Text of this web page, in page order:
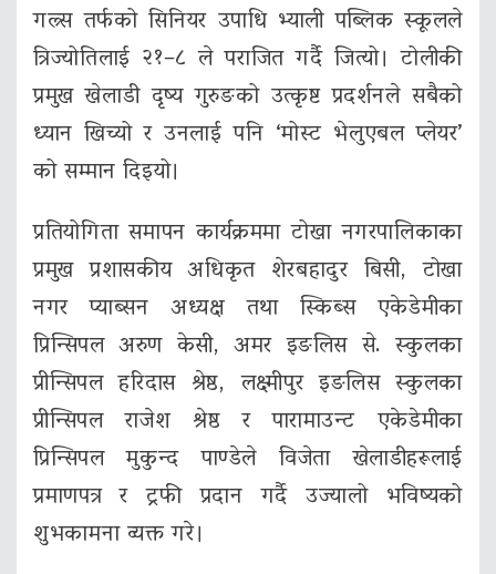
गल्र्स तर्फको सिनियर उपाधि भ्याली पब्लिक स्कूलले
त्रिज्योतिलाई २१–८ ले पराजित गर्दै जित्यो। टोलीकी
प्रमुख खेलाडी दृष्य गुरुङको उत्कृष्ट प्रदर्शनले सबैको
ध्यान खिच्यो र उनलाई पनि ‘मोस्ट भेलुएबल प्लेयर’
को सम्मान दिइयो।
प्रतियोगिता समापन कार्यक्रममा टोखा नगरपालिकाका
प्रमुख प्रशासकीय अधिकृत शेरबहादुर बिसी, टोखा
नगर प्याब्सन अध्यक्ष तथा स्किब्स एकेडेमीका
प्रिन्सिपल अरुण केसी, अमर इङलिस से. स्कुलका
प्रीन्सिपल हरिदास श्रेष्ठ, लक्ष्मीपुर इङलिस स्कुलका
प्रीन्सिपल राजेश श्रेष्ठ र पारामाउन्ट एकेडेमीका
प्रिन्सिपल मुकुन्द पाण्डेले विजेता खेलाडीहरूलाई
प्रमाणपत्र र ट्रफी प्रदान गर्दै उज्यालो भविष्यको
शुभकामना व्यक्त गरे।